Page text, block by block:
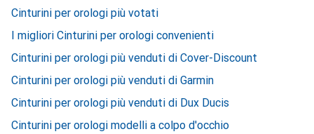
Cinturini per orologi più votati
I migliori Cinturini per orologi convenienti
Cinturini per orologi più venduti di Cover-Discount
Cinturini per orologi più venduti di Garmin
Cinturini per orologi più venduti di Dux Ducis
Cinturini per orologi modelli a colpo d'occhio